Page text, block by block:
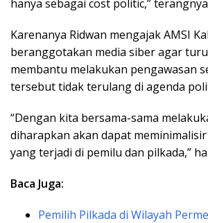
hanya sebagai cost politic,”
Karenanya Ridwan mengajak AMSI
beranggotakan media siber agar
membantu melakukan pengawasan
tersebut tidak terulang di agenda
“Dengan kita bersama-sama
diharapkan akan dapat
yang terjadi di pemilu dan pilkada,”
Baca Juga:
Pemilih Pilkada di Wilayah